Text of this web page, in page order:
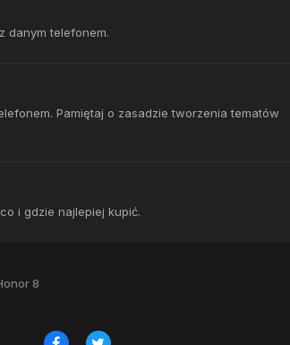
danym telefonem.
Pamiętaj o zasadzie tworzenia tematów
i gdzie najlepiej kupić.
8